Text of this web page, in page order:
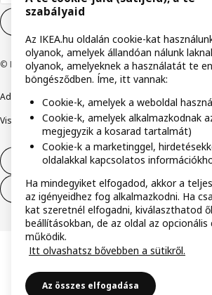
Cookie-beállítások
© Inter IKEA Systems B.V. 1999-2026
Adatvédelmi nyilatkozat Cookie szabályzatEgyütt a
Visszaélés bejelentés Digitális akadálymentesítési
Elállás a szerződéstől
Elállás a szerződéstől (szolgáltatások)
szabályaid
Az IKEA.hu oldalán cookie-kat
olyanok, amelyek állandóan nálunk
olyanok, amelyeknek a használatát te
böngésződben. Íme, itt vannak:
Cookie-k, amelyek a weboldal
Cookie-k, amelyek alkalmazkodnak
megjegyzik a kosarad tartalmát)
Cookie-k a marketinggel,
oldalakkal kapcsolatos
Ha mindegyiket elfogadod, akkor a
az igényeidhez fog alkalmazkodni. Ha
kat szeretnél elfogadni, kiválaszthatod
beállításokban, de az oldal az opcionális
működik.
Itt olvashatsz bővebben a sütikről.
Az összes elfogadása